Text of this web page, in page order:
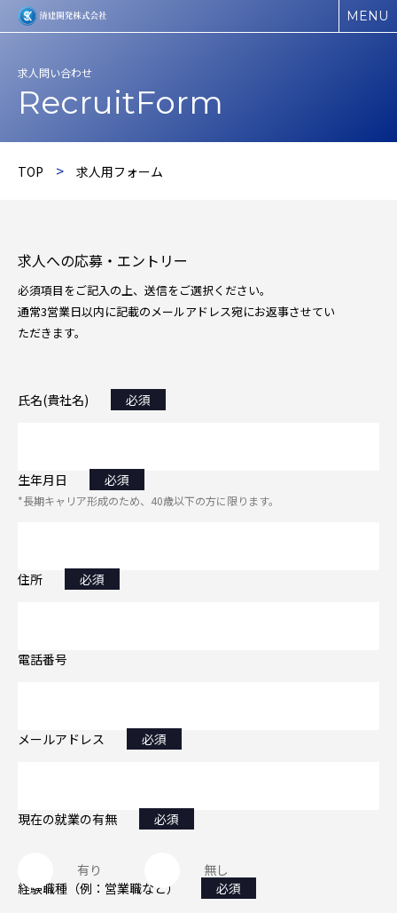
MENU
求人問い合わせ
RecruitForm
TOP > 求人用フォーム
求人への応募・エントリー
必須項目をご記入の上、送信をご選択ください。
通常3営業日以内に記載のメールアドレス宛にお返事させてい
ただきます。
氏名(貴社名) 必須
生年月日 必須
*長期キャリア形成のため、40歳以下の方に限ります。
住所 必須
電話番号
メールアドレス 必須
現在の就業の有無 必須
有り
無し
経験職種（例：営業職など）
必須